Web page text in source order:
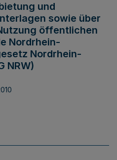
und
sowie über
öffentlichen
Nordrhein-
Nordrhein-
NRW)